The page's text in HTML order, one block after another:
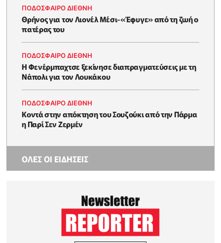
ΠΟΔΟΣΦΑΙΡΟ ΔΙΕΘΝΗ
Θρήνος για τον Λιονέλ Μέσι-«Έφυγε» από τη ζωή ο
πατέρας του
ΠΟΔΟΣΦΑΙΡΟ ΔΙΕΘΝΗ
Η Φενέρμπαχτσε ξεκίνησε διαπραγματεύσεις με τη
Νάπολι για τον Λουκάκου
ΠΟΔΟΣΦΑΙΡΟ ΔΙΕΘΝΗ
Κοντά στην απόκτηση του Σουζούκι από την Πάρμα
η Παρί Σεν Ζερμέν
ΟΛΕΣ ΟΙ ΕΙΔΗΣΕΙΣ